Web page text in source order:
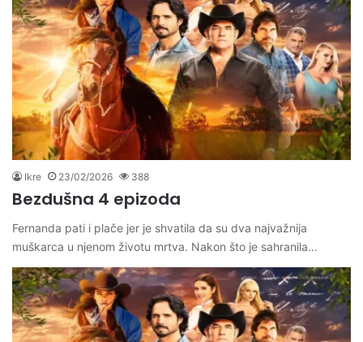
Ikre 23/02/2026 388
Bezdušna 4 epizoda
Fernanda pati i plače jer je shvatila da su dva najvažnija
muškarca u njenom životu mrtva. Nakon što je sahranila…